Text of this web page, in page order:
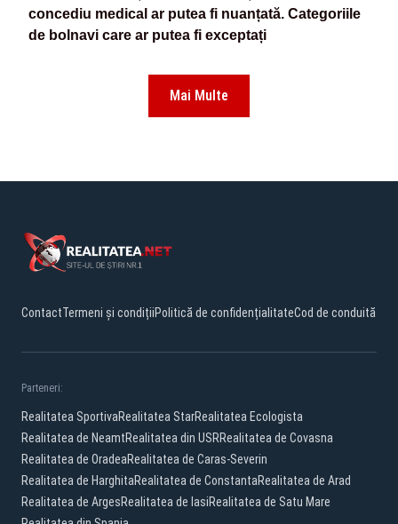
concediu medical ar putea fi nuanțată. Categoriile
de bolnavi care ar putea fi exceptați
Mai Multe
ContactTermeni și condițiiPolitică de confidențialitateCod de conduită
Parteneri:
Realitatea SportivaRealitatea StarRealitatea Ecologista
Realitatea de NeamtRealitatea din USRRealitatea de Covasna
Realitatea de OradeaRealitatea de Caras-Severin
Realitatea de HarghitaRealitatea de ConstantaRealitatea de Arad
Realitatea de ArgesRealitatea de IasiRealitatea de Satu Mare